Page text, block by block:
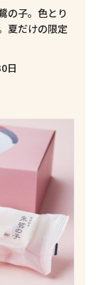
の子。色とり
夏だけの限定
日